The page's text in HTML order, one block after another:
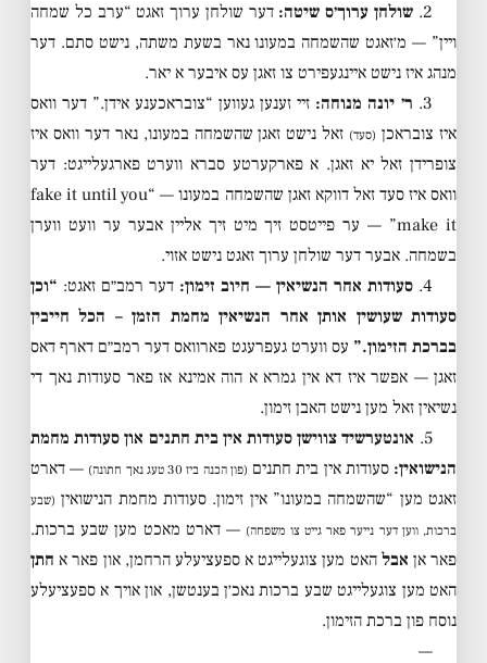
2. שולחן ערוך׳ס שיטה: דער שולחן ערוך זאגט “ערב כל שמחה
ויין” — מ׳זאגט שהשמחה במעונו נאר בשעת משתה, נישט סתם. דער
מנהג איז נישט איינגעפירט צו זאגן עס איבער א יאר.
3. ר׳ יונה מנוחה: זיי זענען געווען “צובראכענע אידן.” דער וואס
איז צובראכן (סעד) זאל נישט זאגן שהשמחה במעונו, נאר דער וואס איז
צופרידן זאל יא זאגן. א פארקערטע סברא ווערט פארגעלייגט: דער
וואס איז סעד זאל דווקא זאגן שהשמחה במעונו — “fake it until you
make it” — ער פייטסט זיך מיט זיך אליין אבער ער וועט ווערן
בשמחה. אבער דער שולחן ערוך זאגט נישט אזוי.
4. סעודות אחר הנשיאין — חיוב זימון: דער רמב״ם זאגט: “וכן
סעודות שעושין אותן אחר הנשיאין מחמת הזמן – הכל חייבין
בברכת הזימון.” עס ווערט געפרעגט פארוואס דער רמב״ם דארף דאס
זאגן — אפשר איז דא אין גמרא א הוה אמינא אז פאר סעודות נאך די
נשיאין זאל מען נישט האבן זימון.
5. אונטערשיד צווישן סעודות אין בית חתנים און סעודות מחמת
הנישואין: סעודות אין בית חתנים (פון הכנה ביז 30 טעג נאך חתונה)
— דארט
זאגט מען “שהשמחה במעונו” אין זימון. סעודות מחמת הנישואין (שבע
ברכות, ווען דער נייער פאר גייט צו משפחה) — דארט מאכט מען שבע ברכות.
פאר אן אבל האט מען צוגעלייגט א ספעציעלע הרחמן, און פאר א חתן
האט מען צוגעלייגט שבע ברכות נאכ׳ן בענטשן, און אויך א ספעציעלע
נוסח פון ברכת הזימון.
—